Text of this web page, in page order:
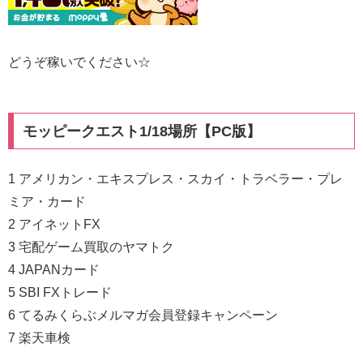
どうぞ稼いでください☆
モッピークエスト1/18場所【PC版】
1 アメリカン・エキスプレス・スカイ・トラベラー・プレ
ミア・カード
2 アイネットFX
3 宅配ゲーム買取のヤマトク
4 JAPANカード
5 SBI FXトレード
6 てるみくらぶメルマガ会員登録キャンペーン
7 楽天車検